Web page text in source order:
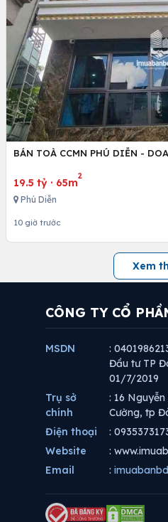
BÁN TOÀ CCMN PHÚ DIỄN -
19.5 tỷ · 65m
2
Phú Diễn
10 giờ trước
Xem
CÔNG TY CỔ
MSDN
:
Đầu tư TP
01/7/2019
Trụ sở
chính
: 16
Cường, tp
Điện thoại
:
Website
:
Email
: